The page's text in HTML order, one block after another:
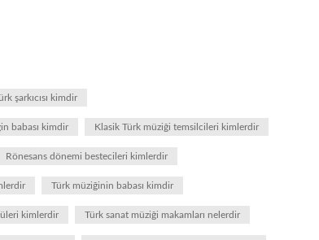
şarkıcısı kimdir
babası kimdir Klasik Türk müziği temsilcileri kimlerdir
Rönesans dönemi bestecileri kimlerdir
Türk müziğinin babası kimdir
kimlerdir Türk sanat müziği makamları nelerdir